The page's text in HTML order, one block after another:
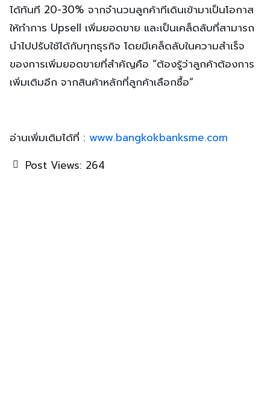
ได้ทันที 20-30% จากจำนวนลูกค้าทีเดินเข้ามาเป็นโอกาส
ให้ทำการ Upsell เพิ่มยอดขาย และเป็นเคล็ดลับที่สามารถ
นำไปปรับใช้ได้กับทุกธุรกิจ โดยมีเคล็ดลับในความสำเร็จ
ของการเพิ่มยอดขายที่สำคัญคือ “ต้องรู้ว่าลูกค้าต้องการ
เพิ่มเติมอีก จากสินค้าหลักที่ลูกค้าเลือกซื้อ”
อ่านเพิ่มเติมได้ที่ : www.bangkokbanksme.com
Post Views: 264